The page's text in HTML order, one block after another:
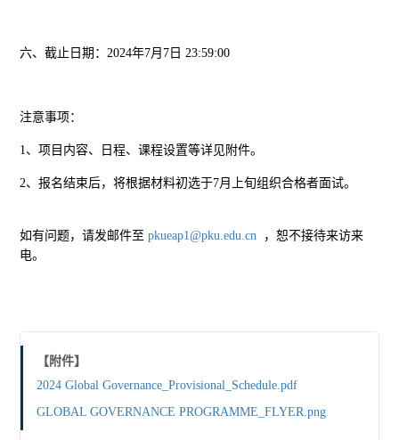
六、截止日期：2024年7月7日 23:59:00
注意事项：
1、项目内容、日程、课程设置等详见附件。
2、报名结束后，将根据材料初选于7月上旬组织合格者面试。
如有问题，请发邮件至 pkueap1@pku.edu.cn
，恕不接待来访来
电。
【附件】
2024 Global Governance_Provisional_Schedule.pdf
GLOBAL GOVERNANCE PROGRAMME_FLYER.png